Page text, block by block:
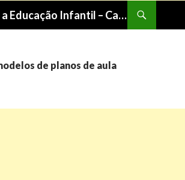
Atividades para a Educação Infantil – Cantinho do Saber
de planos de aula